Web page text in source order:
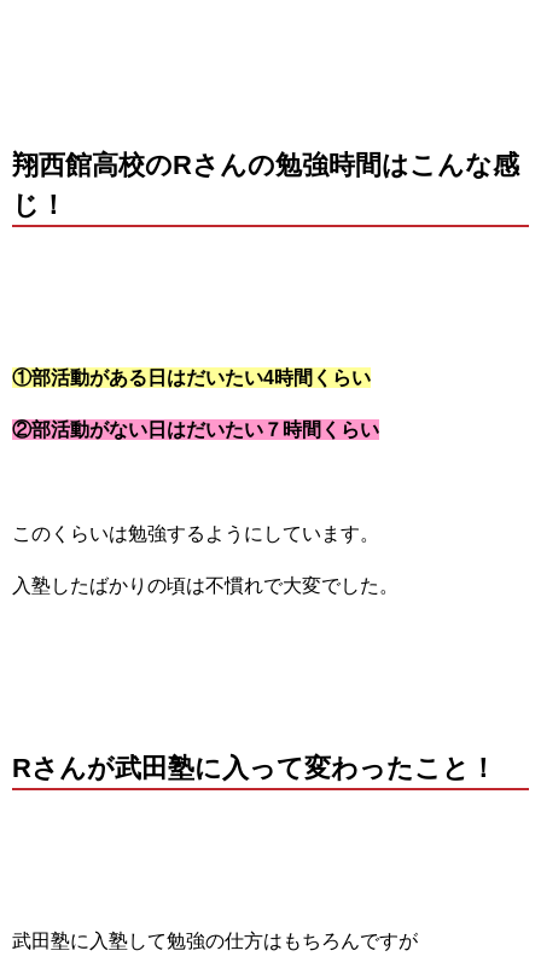
翔西館高校のRさんの勉強時間はこんな感
じ！
①部活動がある日はだいたい4時間くらい
②部活動がない日はだいたい７時間くらい
このくらいは勉強するようにしています。
入塾したばかりの頃は不慣れで大変でした。
Rさんが武田塾に入って変わったこと！
武田塾に入塾して勉強の仕方はもちろんですが